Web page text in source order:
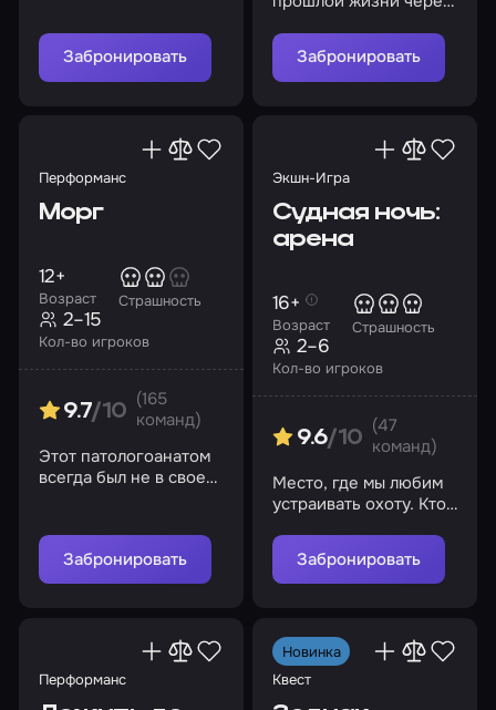
Забронировать
Забронировать
Перформанс
Морг
Возраст
12+
Страшность
Кол-во игроков
2–15
9.7/10
(165
команд)
Этот патологоанатом
всегда был не в своем
Забронировать
Экшн-Игра
Судная ночь:
арена
Возраст
16+
Страшность
Кол-во игроков
2–6
9.6/10
(47
команд)
Место, где мы любим
устраивать охоту. Кто
должен покинуть ее
живым
Забронировать
Перформанс
Новинка
Квест